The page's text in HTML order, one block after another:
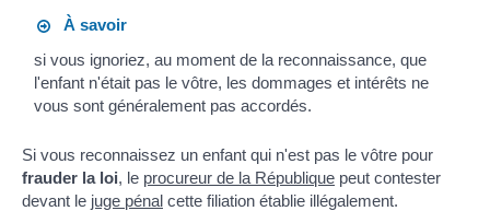
À savoir
si vous ignoriez, au moment de la reconnaissance, que
l'enfant n'était pas le vôtre, les dommages et intérêts ne
vous sont généralement pas accordés.
Si vous reconnaissez un enfant qui n'est pas le vôtre pour
frauder la loi, le procureur de la République peut contester
devant le juge pénal cette filiation établie illégalement.